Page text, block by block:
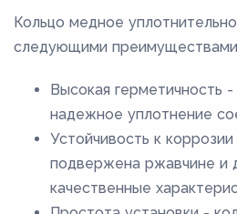
Кольцо медное
следующими
Высокая герметичность
надежное уплотнение
Устойчивость к
подвержена ржавчине и
качественные